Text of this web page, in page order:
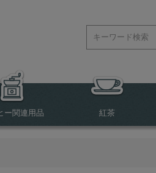
ー関連用品 紅茶